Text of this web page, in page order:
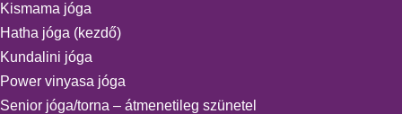
Kismama jóga
Hatha jóga (kezdő)
Kundalini jóga
Power vinyasa jóga
Senior jóga/torna – átmenetileg szünetel